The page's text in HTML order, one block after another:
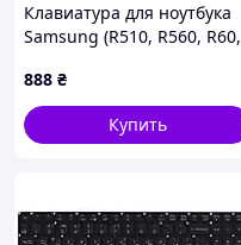
Клавиатура для ноутбука
Samsung (R510, R560, R60,
888 ₴
Купить